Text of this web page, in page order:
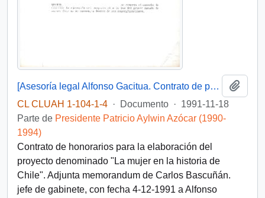
[Asesoría legal Alfonso Gacitua. Contrato de prestación de servicios]
CL CLUAH 1-104-1-4 · Documento · 1991-11-18
Parte de Presidente Patricio Aylwin Azócar (1990-
1994)
Contrato de honorarios para la elaboración del
proyecto denominado "La mujer en la historia de
Chile". Adjunta memorandum de Carlos Bascuñán.
jefe de gabinete, con fecha 4-12-1991 a Alfonso